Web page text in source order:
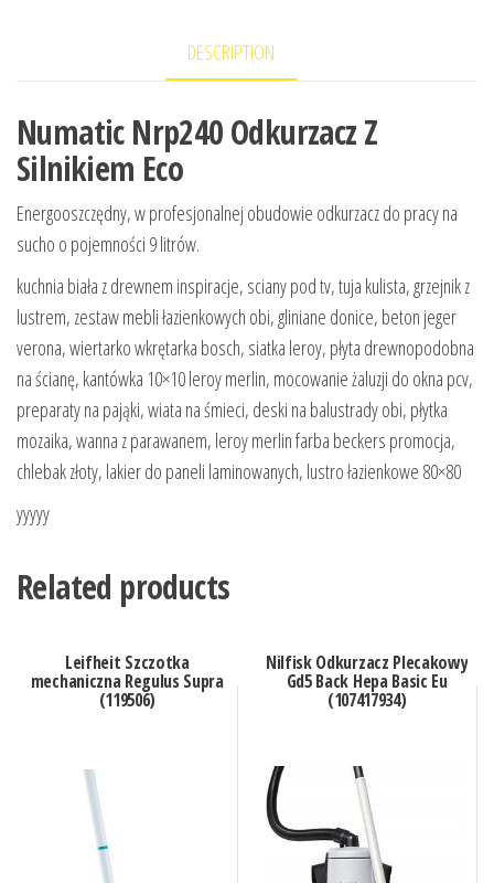
DESCRIPTION
Numatic Nrp240 Odkurzacz Z
Silnikiem Eco
Energooszczędny, w profesjonalnej obudowie odkurzacz do pracy na
sucho o pojemności 9 litrów.
kuchnia biała z drewnem inspiracje, sciany pod tv, tuja kulista, grzejnik z
lustrem, zestaw mebli łazienkowych obi, gliniane donice, beton jeger
verona, wiertarko wkrętarka bosch, siatka leroy, płyta drewnopodobna
na ścianę, kantówka 10×10 leroy merlin, mocowanie żaluzji do okna pcv,
preparaty na pająki, wiata na śmieci, deski na balustrady obi, płytka
mozaika, wanna z parawanem, leroy merlin farba beckers promocja,
chlebak złoty, lakier do paneli laminowanych, lustro łazienkowe 80×80
yyyyy
Related products
Leifheit Szczotka
mechaniczna Regulus Supra
(119506)
Nilfisk Odkurzacz Plecakowy
Gd5 Back Hepa Basic Eu
(107417934)